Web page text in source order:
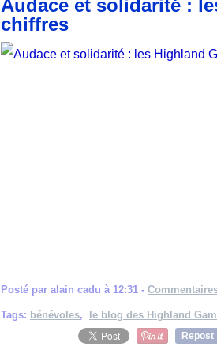
Audace et solidarité :
chiffres
Posté par alain cadu à 12:31 -
Tags: bénévoles, le blog des Highland
Repost